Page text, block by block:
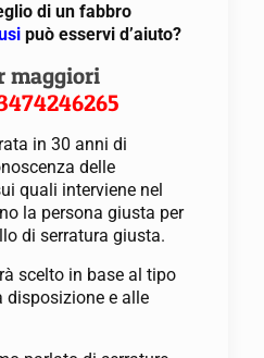
di un fabbro
può esservi d’aiuto?
maggiori
in 30 anni di
delle
quali interviene nel
la persona giusta per
di serratura giusta.
scelto in base al tipo
disposizione e alle